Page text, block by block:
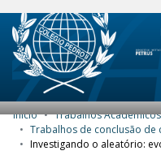
BRAZIL
Simplifique!
Comunica BR
Participe
Acesso à informação
COMUNIDADES E
Início
Trabalhos